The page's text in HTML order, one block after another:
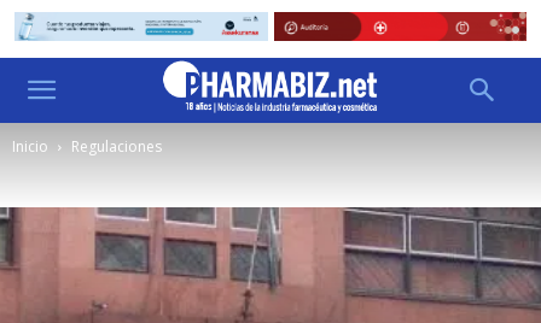
Inicio Regulaciones